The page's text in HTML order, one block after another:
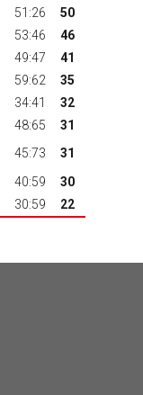
51:26
50
53:46
46
49:47
41
59:62
35
34:41
32
48:65
31
45:73
31
40:59
30
30:59 22